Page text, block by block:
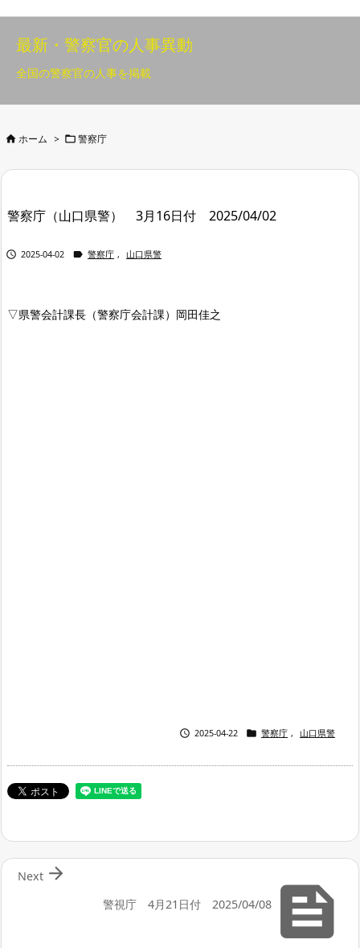
最新・警察官の人事異動
全国の警察官の人事を掲載
 ホーム >  警察庁
警察庁（山口県警） 3月16日付 2025/04/02
 2025-04-02  警察庁 , 山口県警
▽県警会計課長（警察庁会計課）岡田佳之
 2025-04-22  警察庁 , 山口県警

警視庁 4月21日付 2025/04/08

Next